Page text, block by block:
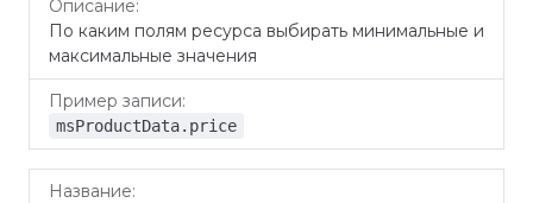
По каким полям ресурса выбирать минимальные и
максимальные значения
msProductData.price